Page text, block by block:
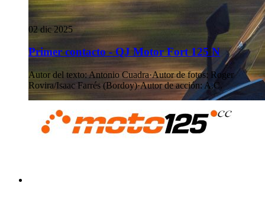
02 dic 2025
Primer contacto - QJ Motor Fort 125 N
Autor del texto:Antonio Cuadra·Autor de fotos: Roger
Rovira/Isaac Farrés (Bordoy)·Autor de acción:A.C.